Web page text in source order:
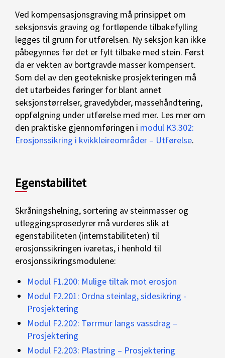
Ved kompensasjonsgraving må prinsippet om
seksjonsvis graving og fortløpende tilbakefylling
legges til grunn for utførelsen. Ny seksjon kan ikke
påbegynnes før det er fylt tilbake med stein. Først
da er vekten av bortgravde masser kompensert.
Som del av den geotekniske prosjekteringen må
det utarbeides føringer for blant annet
seksjonstørrelser, gravedybder, massehåndtering,
oppfølgning under utførelse med mer. Les mer om
den praktiske gjennomføringen i modul K3.302:
Erosjonssikring i kvikkleireområder – Utførelse.
Egenstabilitet
Skråningshelning, sortering av steinmasser og
utleggingsprosedyrer må vurderes slik at
egenstabiliteten (internstabiliteten) til
erosjonssikringen ivaretas, i henhold til
erosjonssikringsmodulene:
Modul F1.200: Mulige tiltak mot erosjon
Modul F2.201: Ordna steinlag, sidesikring -
Prosjektering
Modul F2.202: Tørrmur langs vassdrag –
Prosjektering
Modul F2.203: Plastring – Prosjektering